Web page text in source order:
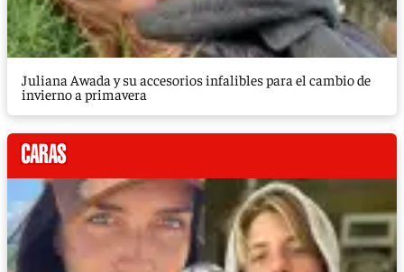
Juliana Awada y su accesorios infalibles para el cambio de
invierno a primavera